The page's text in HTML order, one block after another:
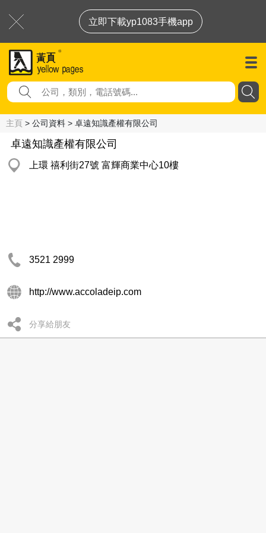
立即下載yp1083手機app
主頁 > 公司資料 > 卓遠知識產權有限公司
卓遠知識產權有限公司
上環 禧利街27號 富輝商業中心10樓
3521 2999
http://www.accoladeip.com
分享給朋友